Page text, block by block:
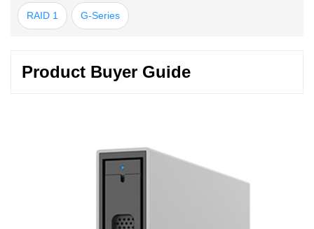
Product Buyer Guide
RAID 1 G-Series